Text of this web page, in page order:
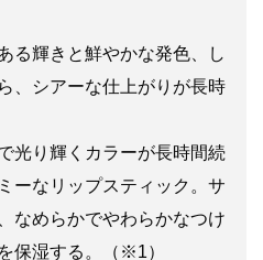
輝きと鮮やかな発色、し
、シアーな仕上がりが長時
り輝くカラーが長時間続
ーなリップスティック。サ
なめらかでやわらかなつけ
保湿する。（※1）